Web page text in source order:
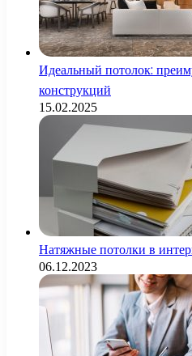
Идеальный потолок:
конструкций
15.02.2025
Натяжные потолки в
06.12.2023